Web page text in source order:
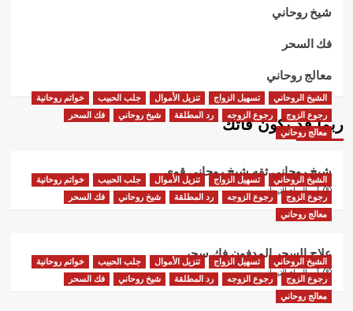
شيخ روحاني
فك السحر
معالج روحاني
ربما قد يكون فاتك
الشيخ الروحاني تسهيل الزواج تنزيل الأموال جلب الحبيب
خواتم روحانية
رجوع الزوج
رجوع الزوجه رد المطلقة شيخ روحاني
فك السحر
معالج روحاني
شيخ روحاني ثقه شيخ روحاني قوي
أبو البراء التيجاني
الشيخ الروحاني تسهيل الزواج تنزيل الأموال جلب الحبيب
خواتم روحانية
رجوع الزوج
رجوع الزوجه رد المطلقة شيخ روحاني
فك السحر
معالج روحاني
علاج السحر المدفون فك سحر
أبو البراء التيجاني
الشيخ الروحاني تسهيل الزواج تنزيل الأموال جلب الحبيب
خواتم روحانية
رجوع الزوج
رجوع الزوجه رد المطلقة شيخ روحاني
فك السحر
معالج روحاني